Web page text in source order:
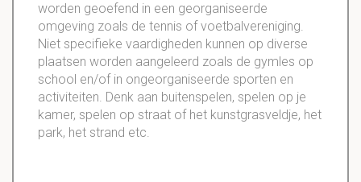
worden geoefend in een georganiseerde
omgeving zoals de tennis of voetbalvereniging.
Niet specifieke vaardigheden kunnen op diverse
plaatsen worden aangeleerd zoals de gymles op
school en/of in ongeorganiseerde sporten en
activiteiten. Denk aan buitenspelen, spelen op je
kamer, spelen op straat of het kunstgrasveldje, het
park, het strand etc.